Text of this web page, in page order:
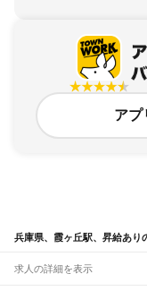
アプ
兵庫県、霞ヶ丘駅、昇給あり
求人の詳細を表示